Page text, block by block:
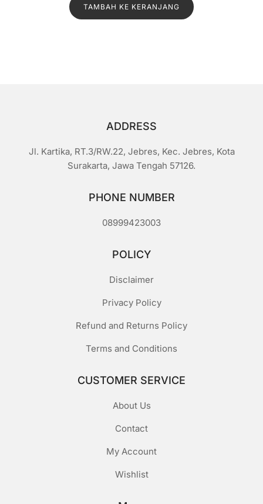
a
0
adalah:
Rp1.400.
ini
adalah:
TAMBAH KE KERANJANG
ADDRESS
Jl. Kartika, RT.3/RW.22, Jebres, Kec. Jebres, Kota
Surakarta, Jawa Tengah 57126.
PHONE NUMBER
08999423003
POLICY
Disclaimer
Privacy Policy
Refund and Returns Policy
Terms and Conditions
CUSTOMER SERVICE
About Us
Contact
My Account
Wishlist